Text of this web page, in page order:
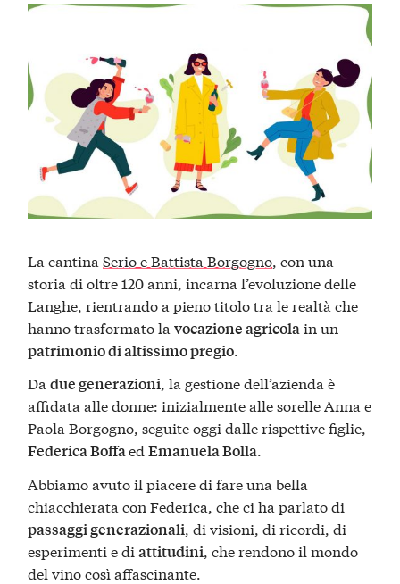
La cantinaSerio e Battista Borgogno, con una
storia di oltre 120 anni, incarna l’evoluzione delle
Langhe, rientrando a pieno titolo tra le realtà che
hanno trasformato lavocazione agricolain un
patrimonio di altissimo pregio.​
Dadue generazioni, la gestione dell’azienda è
affidata alle donne: inizialmente alle sorelle Anna e
Paola Borgogno, seguite oggi dalle rispettive figlie,
Federica BoffaedEmanuela Bolla.​
Abbiamo avuto il piacere di fare una bella
chiacchierata con Federica, che ci ha parlato di
passaggi generazionali, di visioni, di ricordi, di
esperimenti e diattitudini, che rendono il mondo
del vino così affascinante.